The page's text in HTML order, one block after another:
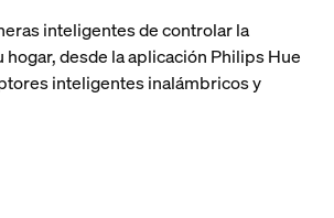
inteligentes de controlar la
hogar, desde la aplicación Philips Hue
inteligentes inalámbricos y